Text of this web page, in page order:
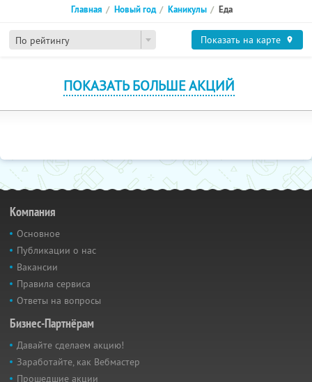
По рейтингу
Главная Новый год Каникулы Еда
Показать на карте
ПОКАЗАТЬ БОЛЬШЕ АКЦИЙ
Компания
Основное
Публикации о нас
Вакансии
Правила сервиса
Ответы на вопросы
Бизнес-Партнёрам
Давайте сделаем акцию!
Заработайте, как Вебмастер
Прошедшие акции